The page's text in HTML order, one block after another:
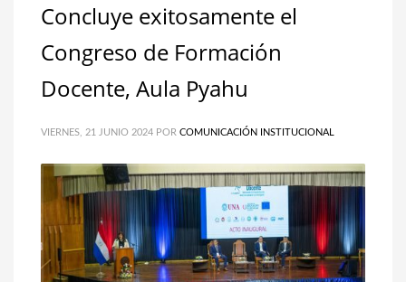
Concluye exitosamente el
Congreso de Formación
Docente, Aula Pyahu
VIERNES, 21 JUNIO 2024 POR COMUNICACIÓN INSTITUCIONAL